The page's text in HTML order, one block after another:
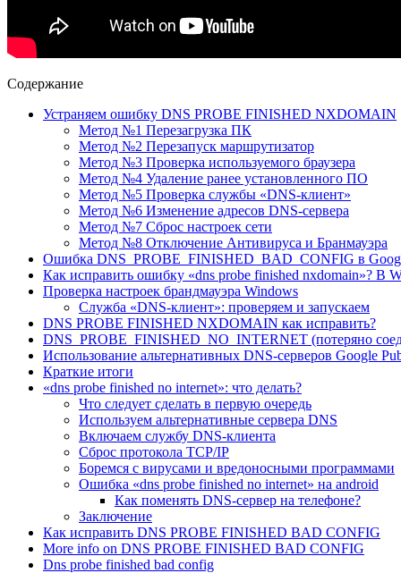
Содержание
Устраняем ошибку DNS PROBE FINISHED NXDOMAIN
Метод №1 Перезагрузка ПК
Метод №2 Перезапуск маршрутизатор
Метод №3 Проверка используемого браузера
Метод №4 Удаление ранее установленного ПО
Метод №5 Проверка службы «DNS-клиент»
Метод №6 Изменение адресов DNS-сервера
Метод №7 Сброс настроек сети
Метод №8 Отключение Антивируса и Бранмауэра
Ошибка DNS_PROBE_FINISHED_BAD_CONFIG в
Как исправить ошибку «dns probe finished nxdomain»? В
Проверка настроек брандмауэра Windows
Служба «DNS-клиент»: проверяем и запускаем
DNS PROBE FINISHED NXDOMAIN как исправить?
DNS_PROBE_FINISHED_NO_INTERNET (потеряно
Использование альтернативных DNS-серверов Google
Краткие итоги
«dns probe finished no internet»: что делать?
Что следует сделать в первую очередь
Используем альтернативные сервера DNS
Включаем службу DNS-клиента
Сброс протокола TCP/IP
Боремся с вирусами и вредоносными программами
Ошибка «dns probe finished no internet» на android
Как поменять DNS-сервер на телефоне?
Заключение
Как исправить DNS PROBE FINISHED BAD CONFIG
More info on DNS PROBE FINISHED BAD CONFIG
Dns probe finished bad config